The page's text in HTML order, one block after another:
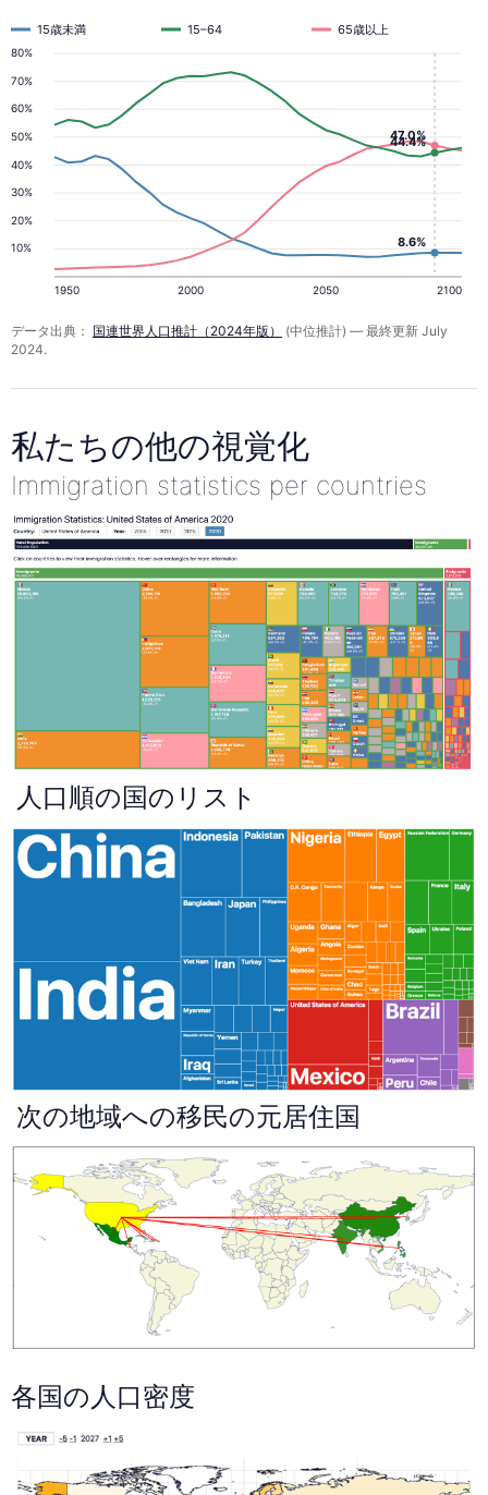
10%
20%
30%
40%
50%
60%
70%
80%
1950 2000 2050 2100
15歳未満 15–64 65歳以上
8.6%
47.0%
44.4%
データ出典： 国連世界人口推計（2024年版）
(中位推計) — 最終更新 July
2024.
私たちの他の視覚化
Immigration statistics per countries
人口順の国のリスト
次の地域への移民の元居住国
各国の人口密度